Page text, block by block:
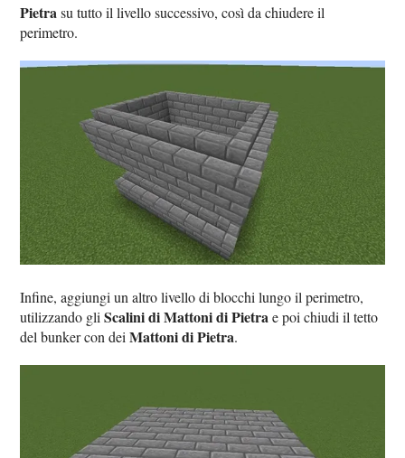
Pietra su tutto il livello successivo, così da chiudere il
perimetro.
Infine, aggiungi un altro livello di blocchi lungo il perimetro,
utilizzando gliScalini di Mattoni di Pietrae poi chiudi il tetto
del bunker con deiMattoni di Pietra.